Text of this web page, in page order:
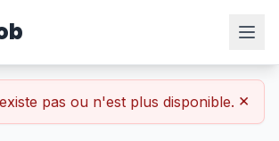
pas ou n'est plus disponible. ×